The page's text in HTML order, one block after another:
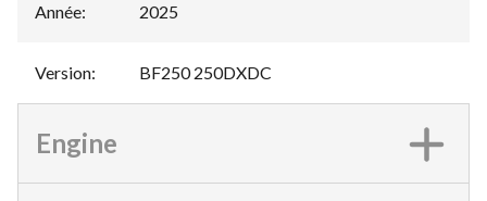
Année: 2025
Version: BF250 250DXDC
Engine